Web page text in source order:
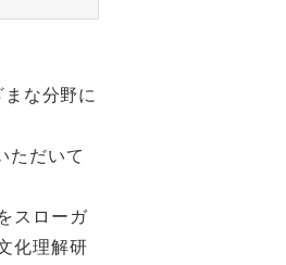
まな分野に
ただいて
スローガ
化理解研